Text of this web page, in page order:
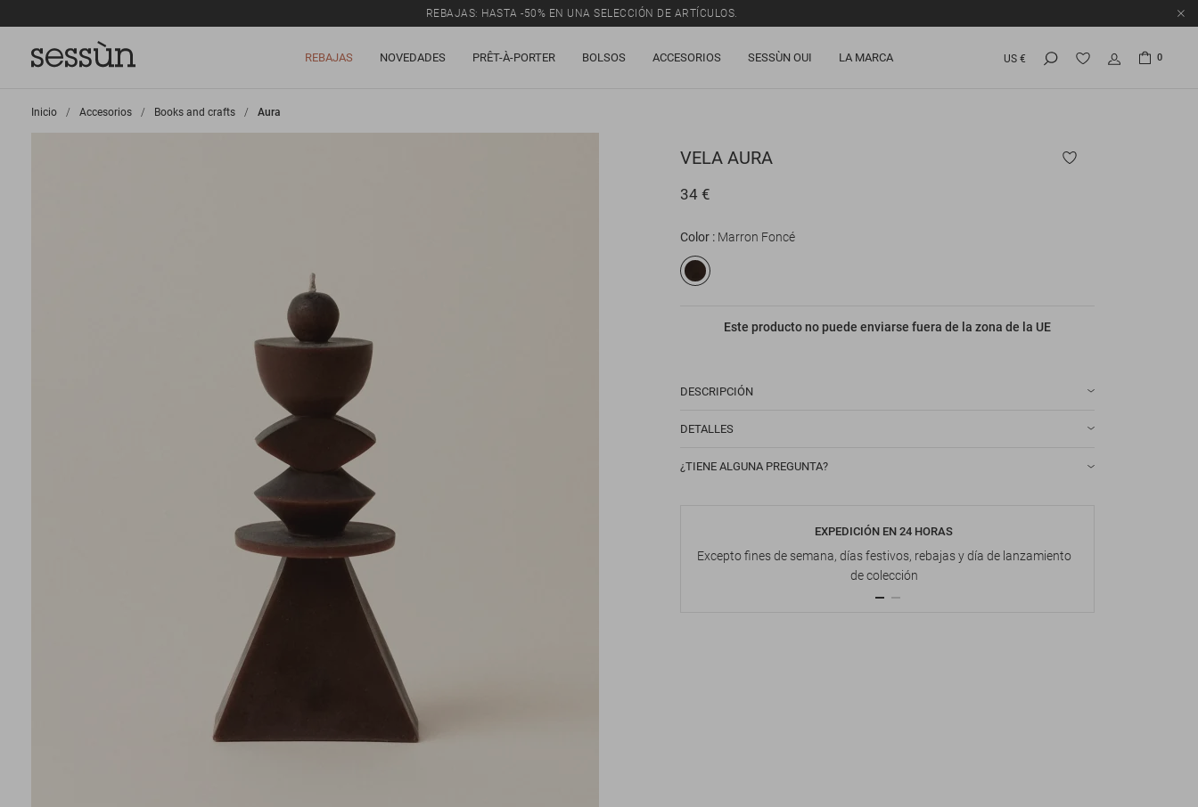
REBAJAS: HASTA -50% EN UNA SELECCIÓN DE ARTÍCULOS.
REBAJAS NOVEDADES PRÊT-À-PORTER BOLSOS ACCESORIOS SESSÙN OUI LA MARCA US € 0
Inicio >
Accesorios >
Books and crafts >
Aura
VELA AURA
34 €
Color Marron Foncé
Este producto no puede enviarse fuera de la zona de la UE
DESCRIPCIÓN
DETALLES
¿TIENE ALGUNA PREGUNTA?
EXPEDICIÓN EN 24 HORAS
Excepto fines de semana, días festivos, rebajas y día de lanzamiento
de colección